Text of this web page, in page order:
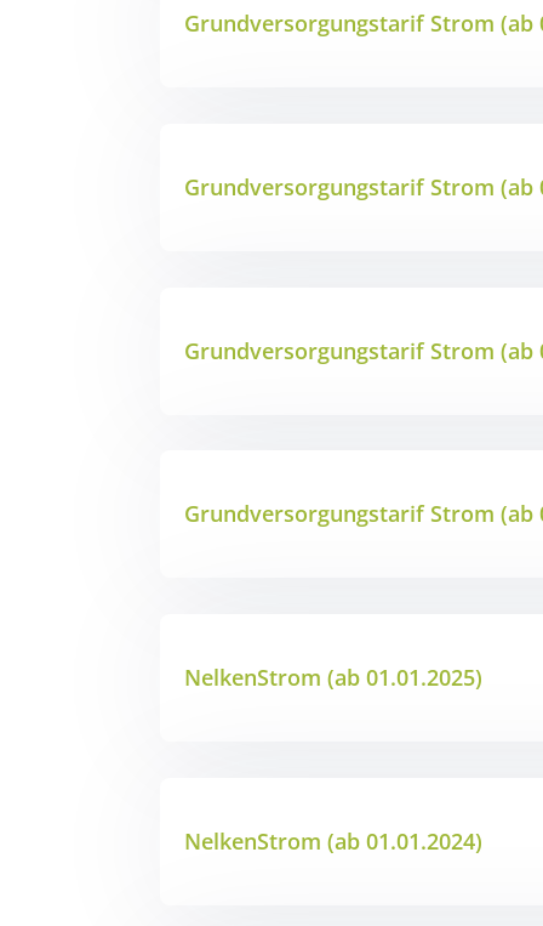
Grundversorgungstarif Strom (ab
Grundversorgungstarif Strom (ab
Grundversorgungstarif Strom (ab
Grundversorgungstarif Strom (ab
NelkenStrom (ab 01.01.2025)
NelkenStrom (ab 01.01.2024)